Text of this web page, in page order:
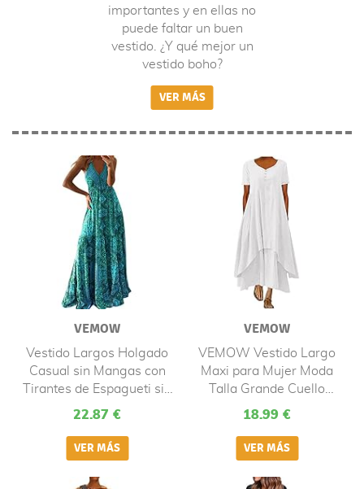
importantes y en ellas no
puede faltar un buen
vestido. ¿Y qué mejor un
vestido boho?
VEMOW
Vestido Largos Holgado
Casual sin Mangas con
Tirantes de Espagueti sin
Espalda de Verano para
Informal de Playa Boho
Fiesta Bohemio con
Estampado Floral(A
22.87 €
VEMOW
VEMOW Vestido Largo
Maxi para Mujer Moda
Talla Grande Cuello
Redondo, Color Sólido
Retro de Lino y Algodón
Irregular Suelto de
Manga Corta Falda Cami
18.99 €